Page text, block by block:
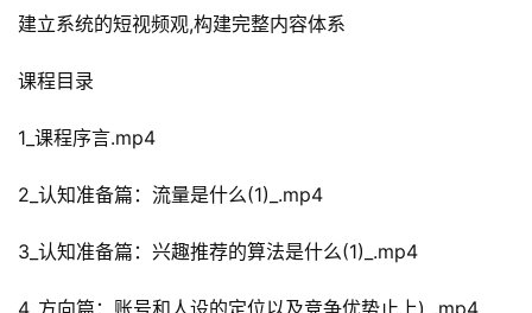
建立系统的短视频观,构建完整内容体系
课程目录
1_课程序言.mp4
2_认知准备篇：流量是什么(1)_.mp4
3_认知准备篇：兴趣推荐的算法是什么(1)_.mp4